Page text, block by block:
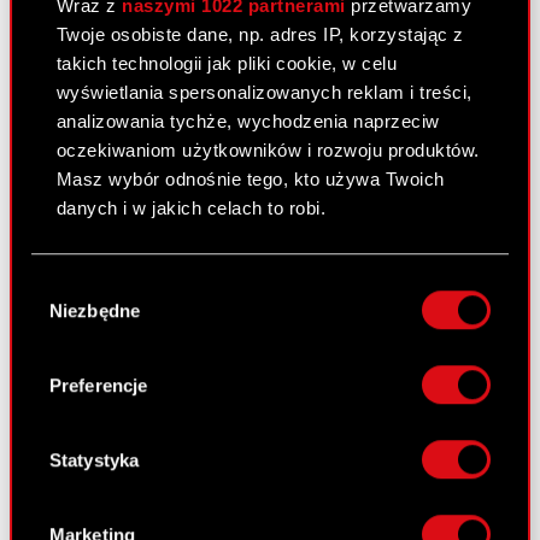
Wraz z naszymi 1022 partnerami przetwarzamy
Twoje osobiste dane, np. adres IP, korzystając z
takich technologii jak pliki cookie, w celu
wyświetlania spersonalizowanych reklam i treści,
analizowania tychże, wychodzenia naprzeciw
oczekiwaniom użytkowników i rozwoju produktów.
Masz wybór odnośnie tego, kto używa Twoich
danych i w jakich celach to robi.
lokalizacji geograficznej z dokładnością nawet
Identyfikować Twoje urządzenie, aktywnie
analizując charakteryzującego je zbiory
palca)
osobiste dane są przetwarzane oraz ustaw własne
zgody
Niezbędne
Preferencje
Statystyka
Marketing
CD Projekt RED za okres od 1 stycznia
2012 r. do 30 czerwca 2012 r.
Raport bieżący nr 22/2012
26 czerwca 2012
Akcjonariusze posiadający co najmniej
5% głosów na Zwyczajnym Walnym
PDF
Uchwały podjęte przez Zwyczajne Walne
Zgromadzenie Akcjonariuszy Spółki
PDF